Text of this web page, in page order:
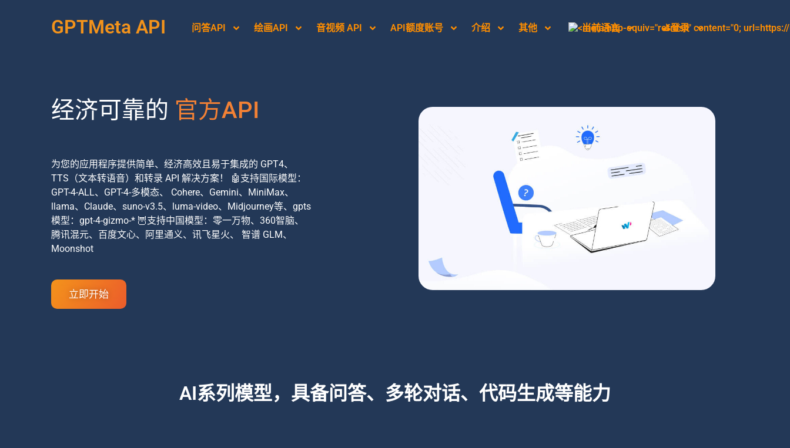
GPTMeta API 问答API 绘画API 音视频 API API额度账号 介绍 其他 当前语言 ⛳登录
经济可靠的 官方API
为您的应用程序提供简单、经济高效且易于集成的 GPT4、
TTS（文本转语音）和转录 API 解决方案！ 🤖支持国际模型：
GPT-4-ALL、GPT-4-多模态、 Cohere、Gemini、MiniMax、
llama、Claude、suno-v3.5、luma-video、Midjourney等、gpts
模型：gpt-4-gizmo-* 🦉支持中国模型：零一万物、360智脑、
腾讯混元、百度文心、阿里通义、讯飞星火、 智谱 GLM、
Moonshot
立即开始
AI系列模型，具备问答、多轮对话、代码生成等能力